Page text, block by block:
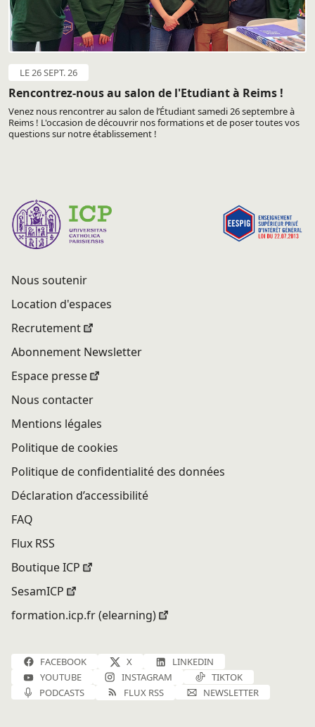
LE 26 SEPT. 26
Rencontrez-nous au salon de l'Etudiant à Reims !
Venez nous rencontrer au salon de l’Étudiant samedi 26 septembre à
Reims ! L'occasion de découvrir nos formations et de poser toutes vos
questions sur notre établissement !
Nous soutenir
Location d'espaces
Recrutement
Abonnement Newsletter
Espace presse
Nous contacter
Mentions légales
Politique de cookies
Politique de confidentialité des données
Déclaration d’accessibilité
FAQ
Flux RSS
Boutique ICP
SesamICP
formation.icp.fr (elearning)
FACEBOOK X
LINKEDIN
YOUTUBE
INSTAGRAM
TIKTOK
PODCASTS
FLUX RSS NEWSLETTER